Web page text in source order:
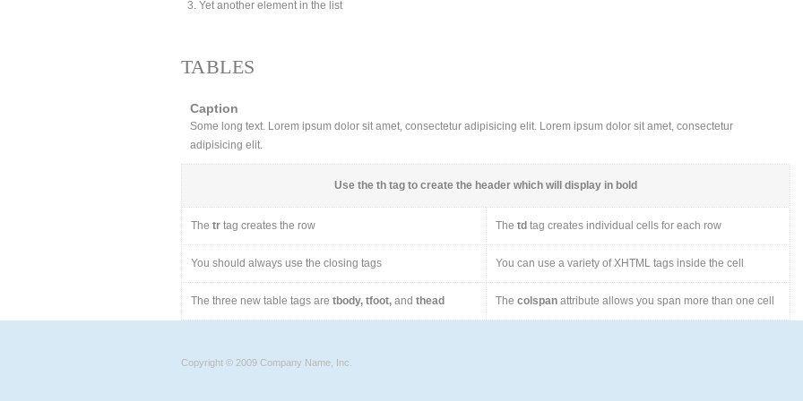
Yet another element in the list
TABLES
Caption
Some long text. Lorem ipsum dolor sit amet, consectetur adipisicing elit. Lorem ipsum dolor sit amet, consectetur
adipisicing elit.
Use the th tag to create the header which will display in bold
The tr tag creates the row The td tag creates individual cells for each row
You should always use the closing tags You can use a variety of XHTML tags inside the cell
The three new table tags are tbody, tfoot, and thead The colspan attribute allows you span more than one cell
Copyright © 2009 Company Name, Inc.